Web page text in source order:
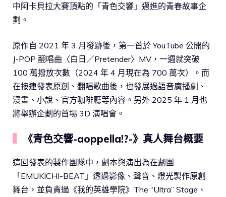
中阿卡貝拉大賽頂點的「青色交響」邁進的青春故事企
劃。
原作自 2021 年 3 月發跡後，第一首於 YouTube 公開的
J-POP 翻唱曲〈白日／Pretender〉MV，一週就突破
100 萬撥放次數（2024 年 4 月現在為 700 萬次）。而
在接連發表原創、翻唱歌曲後，也發展過語音廣播劇、
漫畫、小說、官方咖啡廳等內容。另外 2025 年 1 月也
將舉辦企劃的首場 3D 演唱會。
《青色交響-aoppella!?-》真人舞台概要
這回發表的製作團隊中，劇本與演出為在劇團
「EMUKICHI-BEAT」透過影像、聲音、燈光製作原創
舞台，並負責過《我的英雄學院》The “Ultra” Stage、